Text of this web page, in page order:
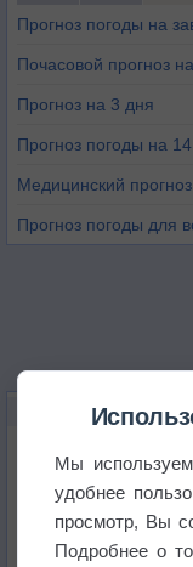
Прогноз погоды на
Почасовой прогноз
Прогноз на 3 дня
Прогноз погоды на
Медицинский
Прогноз погоды для
НОВОЕ О ПОГОДЕ
Мы
удобнее
просмотр, Вы
Подробнее о